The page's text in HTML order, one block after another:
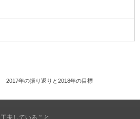
2017年の振り返りと2018年の目標